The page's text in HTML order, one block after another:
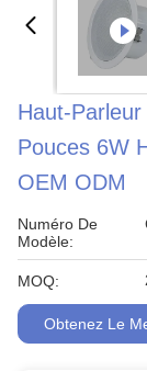
Haut-
Pouces 6W
OEM ODM
Numéro De
Modèle:
MOQ:
Obtenez Le